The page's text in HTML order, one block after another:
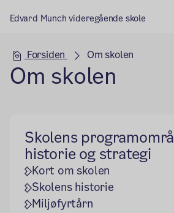
Edvard Munch videregående skole
Hovedseksjon
Forsiden Om skolen
Om skolen
Skolens
historie og strategi
Kort om skolen
Skolens historie
Miljøfyrtårn